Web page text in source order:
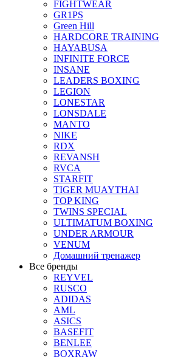
FIGHTWEAR
GR1PS
Green Hill
HARDCORE TRAINING
HAYABUSA
INFINITE FORCE
INSANE
LEADERS BOXING
LEGION
LONESTAR
LONSDALE
MANTO
NIKE
RDX
REVANSH
RVCA
STARFIT
TIGER MUAYTHAI
TOP KING
TWINS SPECIAL
ULTIMATUM BOXING
UNDER ARMOUR
VENUM
Домашний тренажер
Все бренды
REYVEL
RUSCO
ADIDAS
AML
ASICS
BASEFIT
BENLEE
BOXRAW